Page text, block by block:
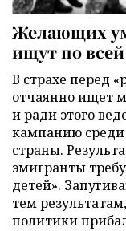
Желающих
ищут по
В страхе перед
отчаянно ищет
и ради этого
кампанию среди
страны.
эмигранты
детей».
тем
политики